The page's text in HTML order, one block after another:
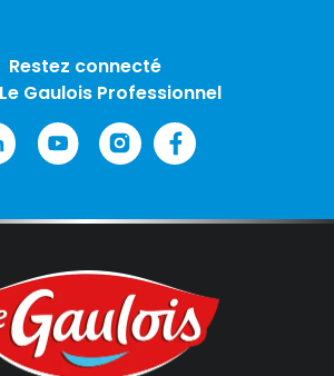
Restez connecté
Gaulois Professionnel